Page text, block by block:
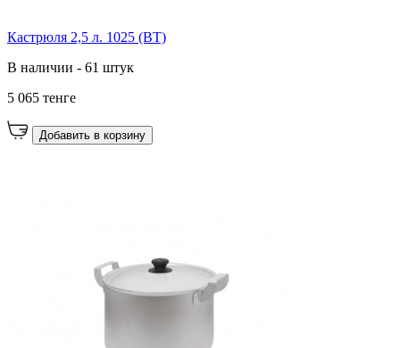
Кастрюля 2,5 л. 1025 (ВТ)
В наличии - 61 штук
5 065 тенге
Добавить в корзину